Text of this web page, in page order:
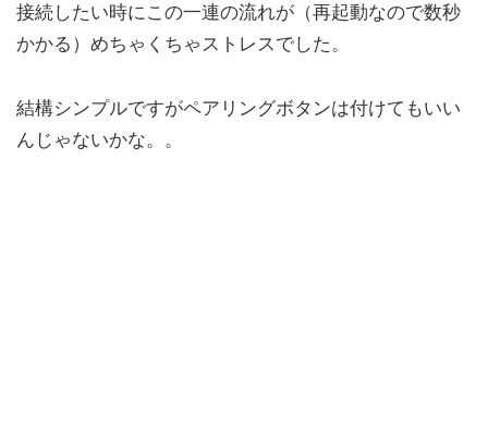
接続したい時にこの一連の流れが（再起動なので数秒
かかる）めちゃくちゃストレスでした。
結構シンプルですがペアリングボタンは付けてもいい
んじゃないかな。。